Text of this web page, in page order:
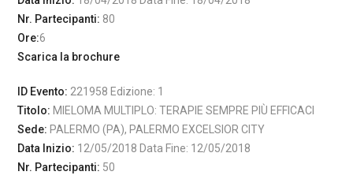
Nr. Partecipanti: 80
Ore:6
Scarica la brochure
ID Evento: 221958 Edizione: 1
Titolo: MIELOMA MULTIPLO: TERAPIE SEMPRE PIÙ EFFICACI
Sede: PALERMO (PA), PALERMO EXCELSIOR CITY
Data Inizio: 12/05/2018 Data Fine: 12/05/2018
Nr. Partecipanti: 50